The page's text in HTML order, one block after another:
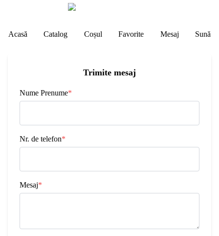
Acasă Catalog Coșul Favorite Mesaj Sună
Trimite mesaj
Nume Prenume*
Nr. de telefon*
Mesaj*